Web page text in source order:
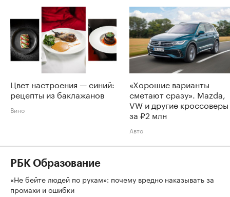
Цвет настроения — синий:
рецепты из баклажанов
Вино
«Хорошие варианты
сметают сразу». Mazda,
VW и другие кроссоверы
за ₽2 млн
Авто
РБК Образование
«Не бейте людей по рукам»: почему вредно наказывать за
промахи и ошибки